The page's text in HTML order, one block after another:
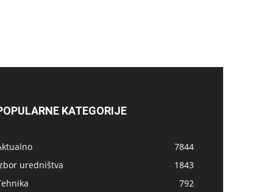
KATEGORIJE
7844
uredništva
1843
792